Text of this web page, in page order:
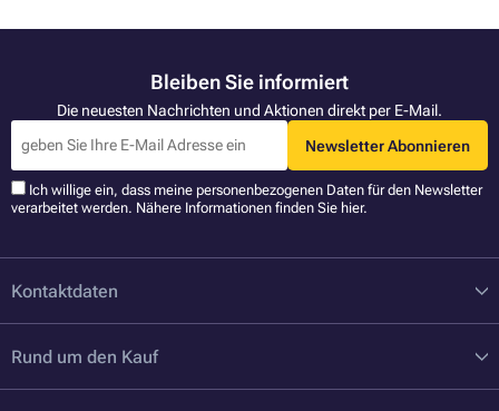
Bleiben Sie informiert
Die neuesten Nachrichten und Aktionen direkt per E-Mail.
Newsletter Abonnieren
Ich willige ein, dass meine personenbezogenen Daten für den Newsletter
verarbeitet werden. Nähere Informationen finden Sie hier.
Kontaktdaten
Rund um den Kauf